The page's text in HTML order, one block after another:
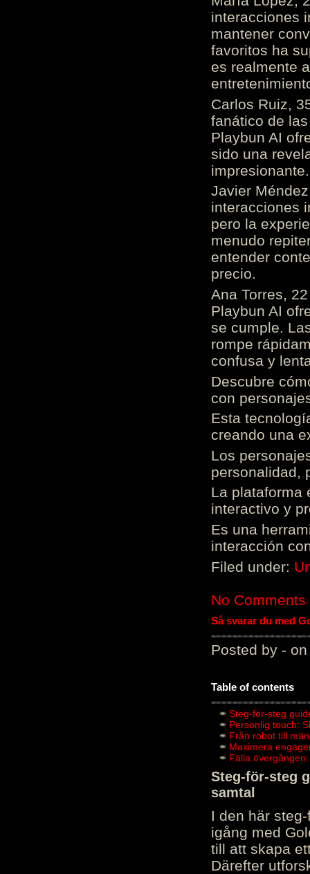
interacciones
mantener
favoritos ha
es realmente
Carlos Ruiz,
fanático de
Playbun AI
sido una
Javier
interacciones
pero la
menudo
entender
precio.
Ana Torres,
Playbun AI
se cumple.
rompe
confusa y
Descubre
con
Esta
creando una
Los
personalidad,
La plataforma
interactivo y
Es una
interacción
Filed under:
No Comments
Så svarar du med
Posted by - on
Table of contents
Steg-för-steg
Personlig touch:
Från robot till
Maximera
Fälla
Steg-för-steg
samtal
I den här
igång med
till att skapa
Därefter